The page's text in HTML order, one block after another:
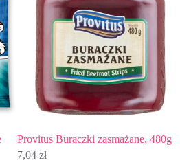
Provitus Buraczki zasmażane, 480g
7,04zł